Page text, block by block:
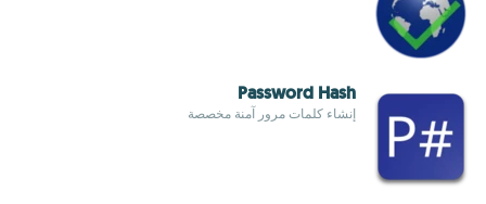
Password Hash
إنشاء كلمات مرور آمنة مخصصة